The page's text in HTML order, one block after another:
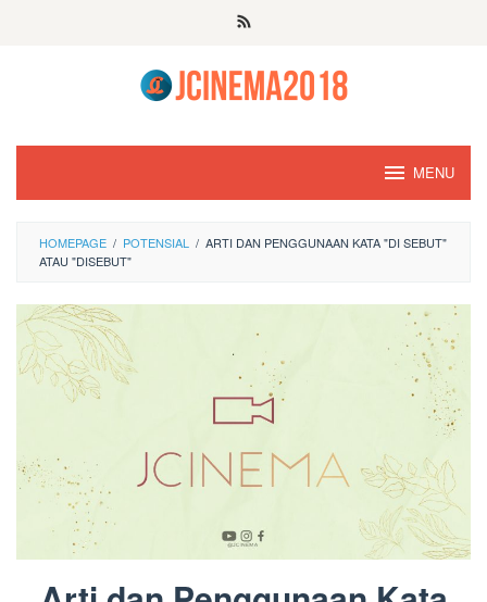
MENU
HOMEPAGE / POTENSIAL / ARTI DAN PENGGUNAAN KATA "DI SEBUT"
ATAU "DISEBUT"